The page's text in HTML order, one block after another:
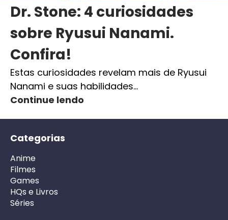
Dr. Stone: 4 curiosidades
sobre Ryusui Nanami.
Confira!
Estas curiosidades revelam mais de Ryusui
Nanami e suas habilidades…
Continue lendo
Categorias
Anime
Filmes
Games
HQs e Livros
Séries